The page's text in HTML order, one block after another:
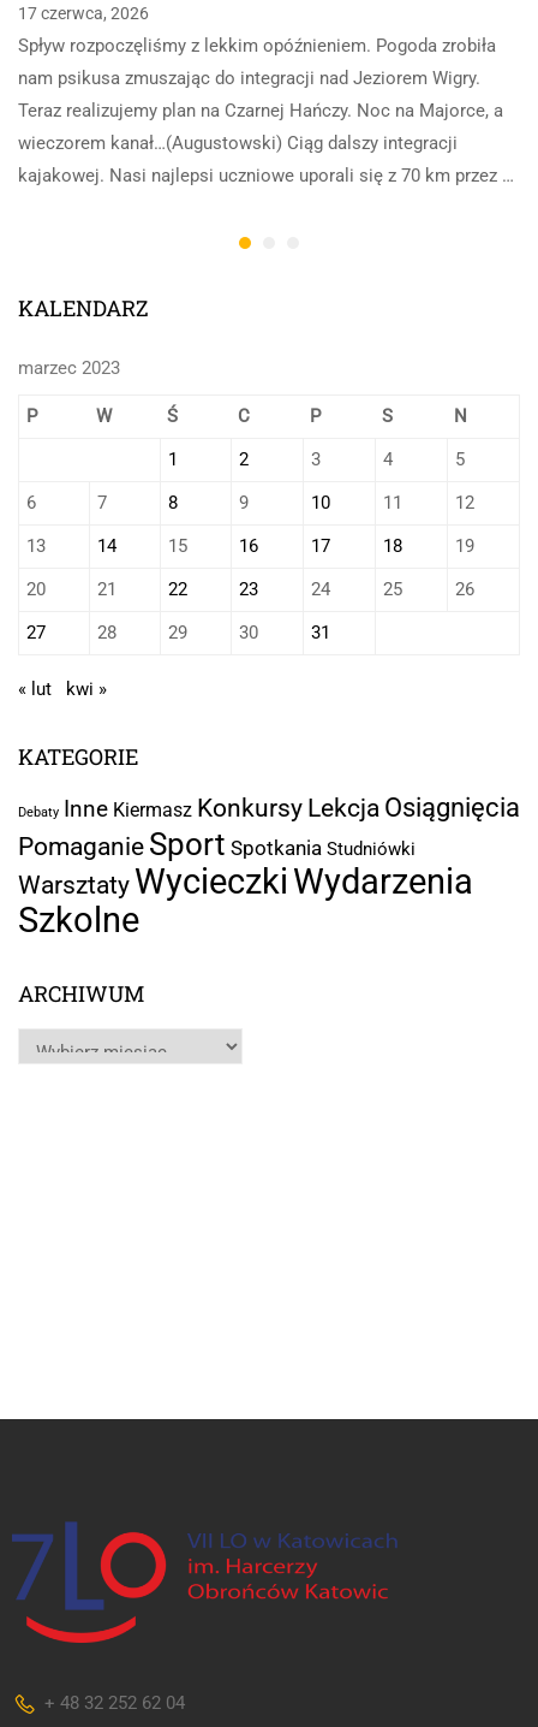
17 czerwca, 2026
Spływ rozpoczęliśmy z lekkim opóźnieniem. Pogoda zrobiła
nam psikusa zmuszając do integracji nad Jeziorem Wigry.
Teraz realizujemy plan na Czarnej Hańczy. Noc na Majorce, a
wieczorem kanał…(Augustowski) Ciąg dalszy integracji
kajakowej. Nasi najlepsi uczniowe uporali się z 70 km przez …
KALENDARZ
marzec 2023
P W Ś C P S
N
1
2 3 4
5
6
7 8 9 10 11
12
13
14 15 16 17 18
19
20
21 22 23 24 25
26
27
28 29 30 31
« lut kwi »
KATEGORIE
Debaty Inne Kiermasz Konkursy Lekcja Osiągnięcia
Pomaganie Sport Spotkania Studniówki
Warsztaty Wycieczki Wydarzenia
Szkolne
ARCHIWUM
+ 48 32 252 62 04